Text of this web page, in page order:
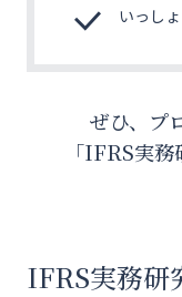
いっし
ぜひ、プ
「IFRS実
IFRS実務研